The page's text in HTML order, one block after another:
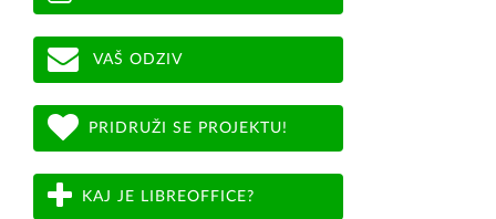
VAŠ ODZIV
PRIDRUŽI SE PROJEKTU!
KAJ JE LIBREOFFICE?